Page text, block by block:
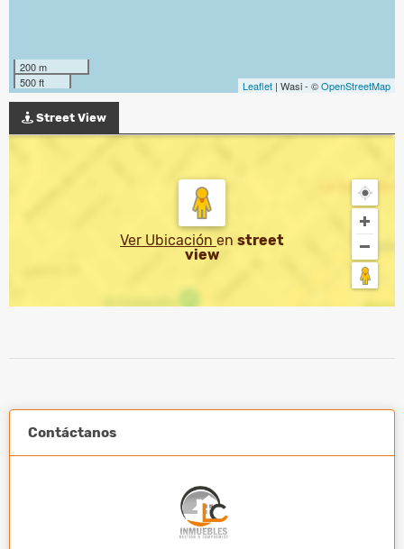
200 m
500 ft
Leaflet | Wasi - ©OpenStreetMap
Street View
Ver Ubicación en street
view
Contáctanos